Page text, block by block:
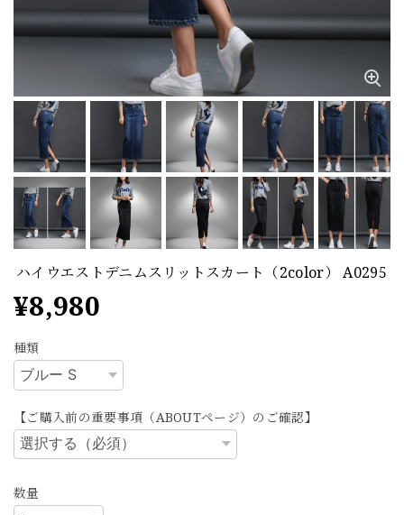
ハイウエストデニムスリットスカート（2color） A0295
¥8,980
種類
【ご購入前の重要事項（ABOUTページ）のご確認】
数量